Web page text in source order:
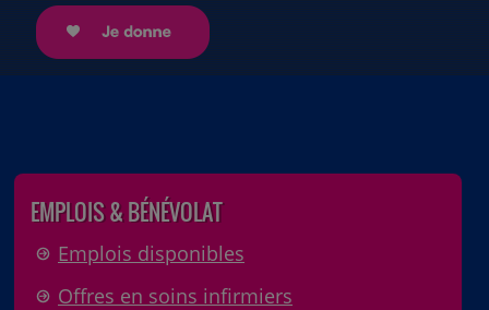
EMPLOIS & BÉNÉVOLAT
Emplois disponibles
Offres en soins infirmiers